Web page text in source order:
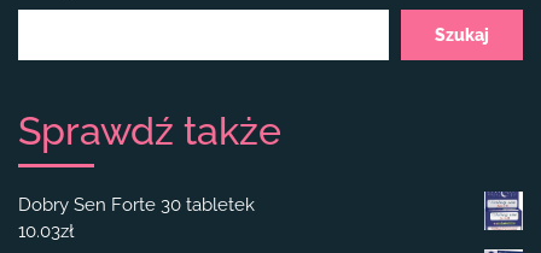
Szukaj
Sprawdź także
Dobry Sen Forte 30 tabletek
10.03zł